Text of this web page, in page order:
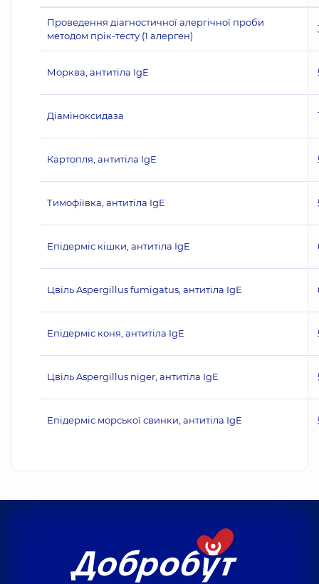
Проведення діагностичної алергічної проби
методом прік-тесту (1 алерген)
Морква, антитіла IgE
Діаміноксидаза
Картопля, антитіла IgE
Тимофіївка, антитіла IgE
Епідерміс кішки, антитіла IgE
Цвіль Aspergillus fumigatus, антитіла IgE
Епідерміс коня, антитіла IgE
Цвіль Aspergillus niger, антитіла IgE
Епідерміс морської свинки, антитіла IgE